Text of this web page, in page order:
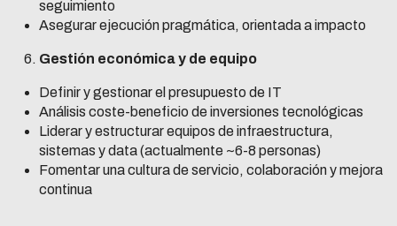
seguimiento
Asegurar ejecución pragmática, orientada a impacto
Gestión económica y de equipo
Definir y gestionar el presupuesto de IT
Análisis coste-beneficio de inversiones tecnológicas
Liderar y estructurar equipos de infraestructura,
sistemas y data (actualmente ~6-8 personas)
Fomentar una cultura de servicio, colaboración y mejora
continua